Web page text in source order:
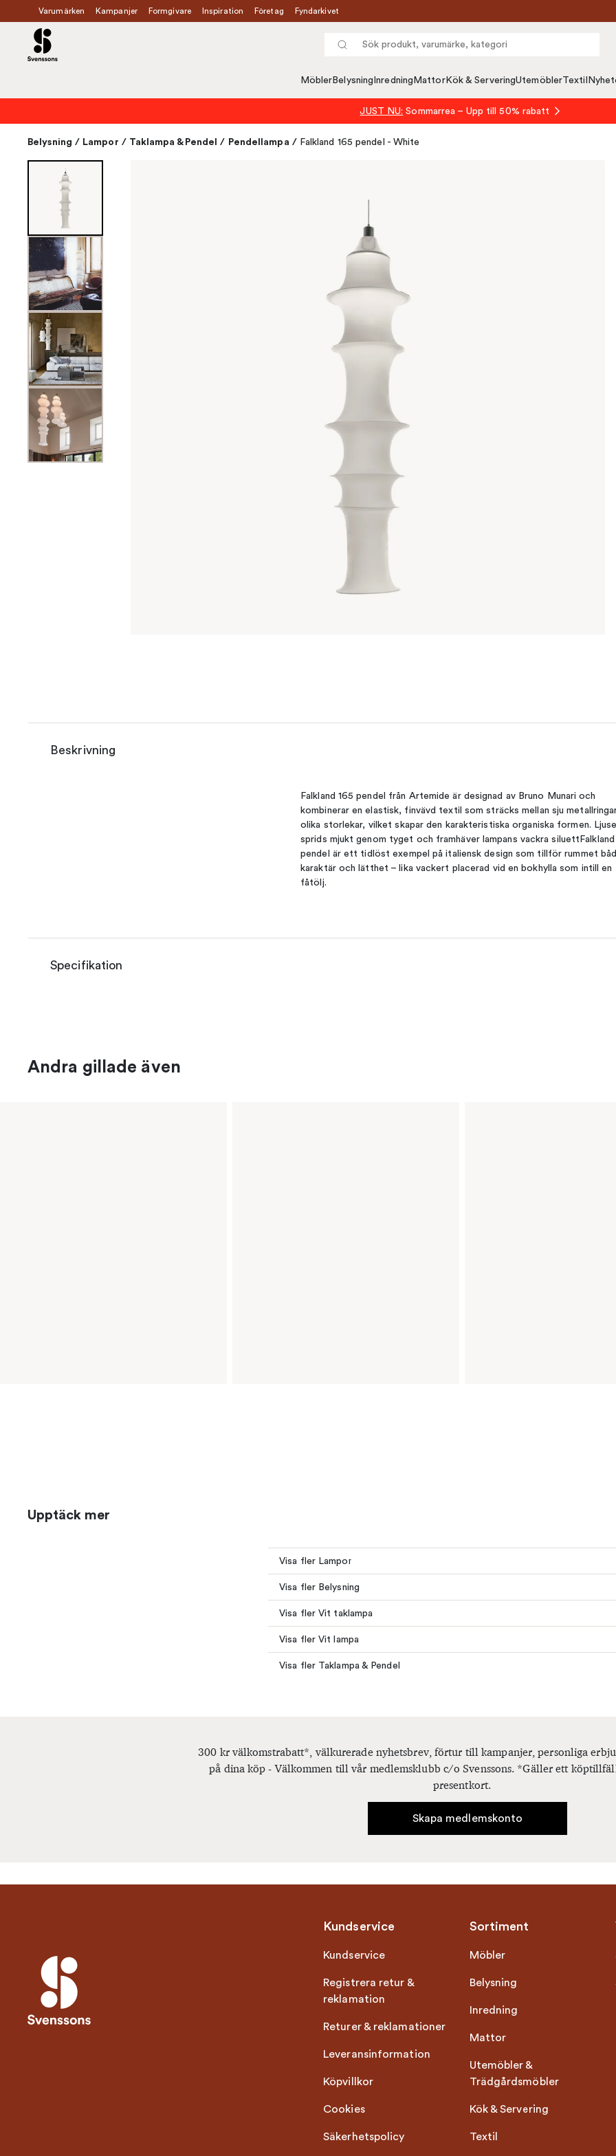
Varumärken Kampanjer Formgivare Inspiration Företag Fyndarkivet
Möbler Belysning Inredning MattorKök & ServeringUtemöblerTextil
JUST NU: Sommarrea – Upp till 50% rabatt
Belysning / Lampor / Taklampa & Pendel / Pendellampa / Falkland 165 pendel - White
Beskrivning
Falkland 165 pendel från Artemide är designad av Bruno Munari och
kombinerar en elastisk, finvävd textil som sträcks mellan sju
olika storlekar, vilket skapar den karakteristiska organiska formen.
sprids mjukt genom tyget och framhäver lampans vackra siluettFalkland
pendel är ett tidlöst exempel på italiensk design som tillför rummet
karaktär och lätthet – lika vackert placerad vid en bokhylla som intill en
fåtölj.
Specifikation
Andra gillade även
Upptäck mer
Visa fler Lampor
Visa fler Belysning
Visa fler Vit taklampa
Visa fler Vit lampa
Visa fler Taklampa & Pendel
300 kr välkomstrabatt*, välkurerade nyhetsbrev, förtur till kampanjer, personliga
på dina köp - Välkommen till vår medlemsklubb c/o Svenssons. *Gäller ett
presentkort.
Skapa medlemskonto
Kundservice
Kundservice
Registrera retur &
reklamation
Returer & reklamationer
Leveransinformation
Köpvillkor
Cookies
Säkerhetspolicy
Sortiment
Möbler
Belysning
Inredning
Mattor
Utemöbler &
Trädgårdsmöbler
Kök & Servering
Textil